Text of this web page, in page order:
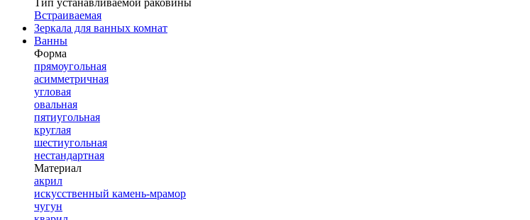
Тип устанавливаемой раковины
Встраиваемая
Зеркала для ванных комнат
Ванны
Форма
прямоугольная
асимметричная
угловая
овальная
пятиугольная
круглая
шестиугольная
нестандартная
Материал
акрил
искусственный камень-мрамор
чугун